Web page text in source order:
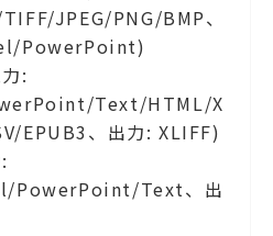
JPEG/PNG/BMP、
PowerPoint)
:
Text/HTML/X
EPUB3、出力: XLIFF)
PowerPoint/Text、出